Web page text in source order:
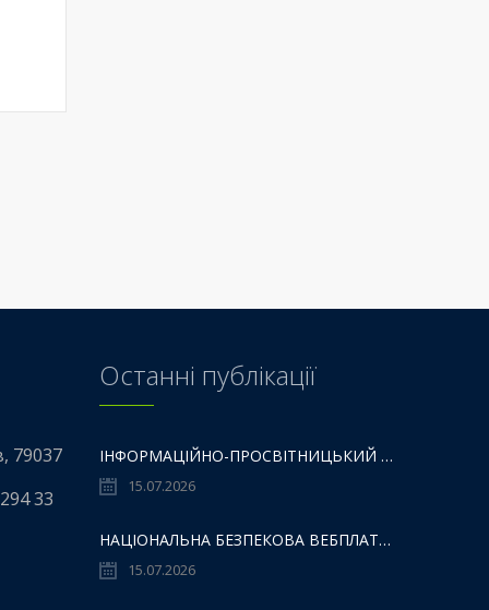
79037
33
Останні публікації
ІНФОРМАЦІЙНО-ПРОСВІТНИЦЬКИЙ ГАЙД «НМТ – НЕ МЕЖА ТВОЇХ МОЖЛИВОСТЕЙ».
15.07.2026
НАЦІОНАЛЬНА БЕЗПЕКОВА ВЕБПЛАТФОРМИ «101: ПРОСТІР БЕЗПЕКИ ДЛЯ ДІТЕЙ,БАТЬКІВ ТА ОСВІТЯН»:
15.07.2026